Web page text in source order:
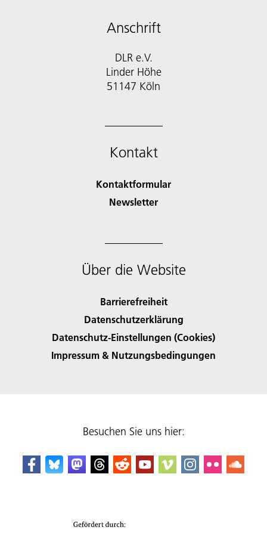
Anschrift
DLR e.V.
Linder Höhe
51147 Köln
Kontakt
Kontaktformular
Newsletter
Über die Website
Barrierefreiheit
Datenschutzerklärung
Datenschutz-Einstellungen (Cookies)
Impressum & Nutzungsbedingungen
Besuchen Sie uns hier: